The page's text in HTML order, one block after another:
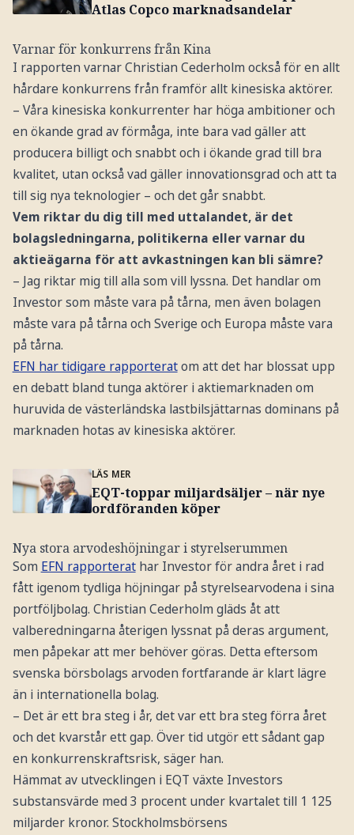
Atlas Copco marknadsandelar
Varnar för konkurrens från Kina
I rapporten varnar Christian Cederholm också för en allt
hårdare konkurrens från framför allt kinesiska aktörer.
– Våra kinesiska konkurrenter har höga ambitioner och
en ökande grad av förmåga, inte bara vad gäller att
producera billigt och snabbt och i ökande grad till bra
kvalitet, utan också vad gäller innovationsgrad och att ta
till sig nya teknologier – och det går snabbt.
Vem riktar du dig till med uttalandet, är det
bolagsledningarna, politikerna eller varnar du
aktieägarna för att avkastningen kan bli sämre?
– Jag riktar mig till alla som vill lyssna. Det handlar om
Investor som måste vara på tårna, men även bolagen
måste vara på tårna och Sverige och Europa måste vara
på tårna.
EFN har tidigare rapporteratom att det har blossat upp
en debatt bland tunga aktörer i aktiemarknaden om
huruvida de västerländska lastbilsjättarnas dominans på
marknaden hotas av kinesiska aktörer.
LÄS MER
EQT-toppar miljardsäljer – när nye
ordföranden köper
Nya stora arvodeshöjningar i styrelserummen
Som EFN rapporterathar Investor för andra året i rad
fått igenom tydliga höjningar på styrelsearvodena i sina
portföljbolag. Christian Cederholm gläds åt att
valberedningarna återigen lyssnat på deras argument,
men påpekar att mer behöver göras. Detta eftersom
svenska börsbolags arvoden fortfarande är klart lägre
än i internationella bolag.
– Det är ett bra steg i år, det var ett bra steg förra året
och det kvarstår ett gap. Över tid utgör ett sådant gap
en konkurrenskraftsrisk, säger han.
Hämmat av utvecklingen i EQT växte Investors
substansvärde med 3 procent under kvartalet till 1 125
miljarder kronor. Stockholmsbörsens